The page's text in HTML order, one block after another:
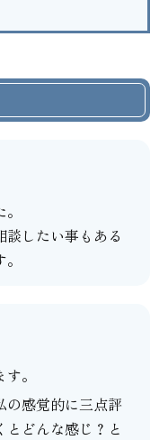
談したい事もある
。
の感覚的に三点評
どんな感じ？と